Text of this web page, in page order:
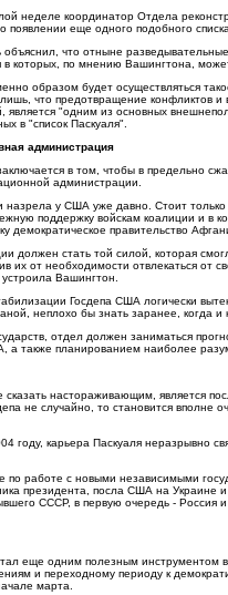
неделе координатор Отдела
появлении еще одного подобного
объяснил, что отныне
в которых, по мнению Вашингтона,
образом будет осуществляться
что предотвращение конфликтов и
является "одним из основных
в "список Паскуаля".
администрация
в том, чтобы в предельно
администрации.
у США уже давно. Стоит
поддержку войскам коалиции и в
демократическое правительство
должен стать той силой, которая
от необходимости отвлекаться от
Вашингтон.
Госдепа США логически
неплохо бы знать заранее, когда и
отдел должен заниматься
также планированием наиболее
настораживающим, является
не случайно, то становится
году, карьера Паскуаля неразрывно
по работе с новыми независимыми
президента, посла США на
СССР, в первую очередь -
еще одним полезным
и переходному периоду к
марта.